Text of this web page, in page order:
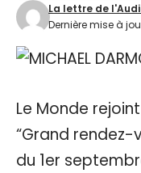
Dernière mise à
La lettre de
Le Monde
“Grand rendez-
du 1er